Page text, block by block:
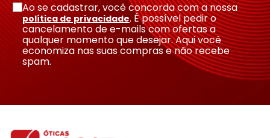
Ao se cadastrar, você concorda com a nossa
política de privacidade. É possível pedir o
cancelamento de e-mails com ofertas a
qualquer momento que desejar. Aqui você
economiza nas suas compras e não recebe
spam.